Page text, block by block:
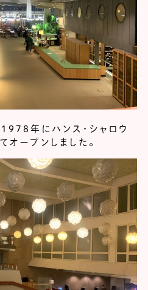
年にハンス・シャロウ
オープンしました。